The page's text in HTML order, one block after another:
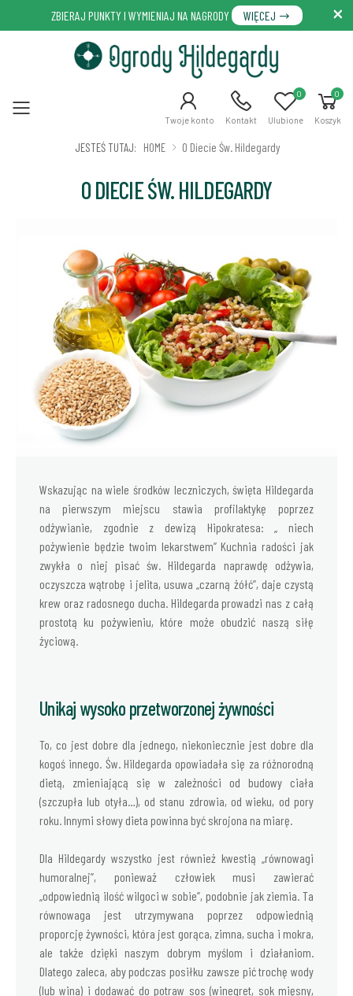
ZBIERAJ PUNKTY I WYMIENIAJ NA NAGRODY WIĘCEJ
Menu Twoje konto Kontakt Ulubione
0 0
Koszyk
JESTEŚ TUTAJ: HOME O Diecie Św. Hildegardy
O DIECIE ŚW. HILDEGARDY
Wskazując na wiele środków leczniczych, święta Hildegarda
na pierwszym miejscu stawia profilaktykę poprzez
odżywianie, zgodnie z dewizą Hipokratesa: „ niech
pożywienie będzie twoim lekarstwem” Kuchnia radości jak
zwykła o niej pisać św. Hildegarda naprawdę odżywia,
oczyszcza wątrobę i jelita, usuwa „czarną żółć”, daje czystą
krew oraz radosnego ducha. Hildegarda prowadzi nas z całą
prostotą ku pożywieniu, które może obudzić naszą siłę
życiową.
Unikaj wysoko przetworzonej żywności
To, co jest dobre dla jednego, niekoniecznie jest dobre dla
kogoś innego. Św. Hildegarda opowiadała się za różnorodną
dietą, zmieniającą się w zależności od budowy ciała
(szczupła lub otyła…), od stanu zdrowia, od wieku, od pory
roku. Innymi słowy dieta powinna być skrojona na miarę.
Dla Hildegardy wszystko jest również kwestią „równowagi
humoralnej”, ponieważ człowiek musi zawierać
„odpowiednią ilość wilgoci w sobie”, podobnie jak ziemia. Ta
równowaga jest utrzymywana poprzez odpowiednią
proporcję żywności, która jest gorąca, zimna, sucha i mokra,
ale także dzięki naszym dobrym myślom i działaniom.
Dlatego zaleca, aby podczas posiłku zawsze pić trochę wody
(lub wina) i dodawać do potraw sos (winegret, sok mięsny,